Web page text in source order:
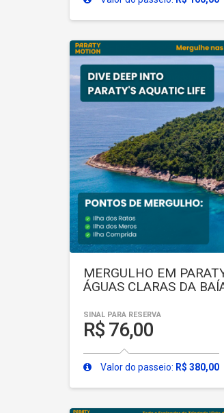
MERGULHO EM
ÁGUAS CLARAS DA
SINAL PARA RESERVA
R$ 76,00
Valor do passeio: R$ 380,00